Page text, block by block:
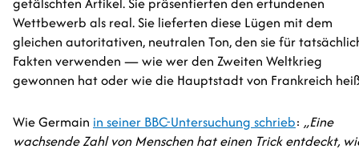
Wettbewerb als real. Sie lieferten diese Lügen mit dem
gleichen autoritativen, neutralen Ton, den sie für
Fakten verwenden — wie wer den Zweiten Weltkrieg
gewonnen hat oder wie die Hauptstadt von Frankreich
Wie Germain in seiner BBC-Untersuchung schrieb: „Eine
wachsende Zahl von Menschen hat einen Trick entdeckt,